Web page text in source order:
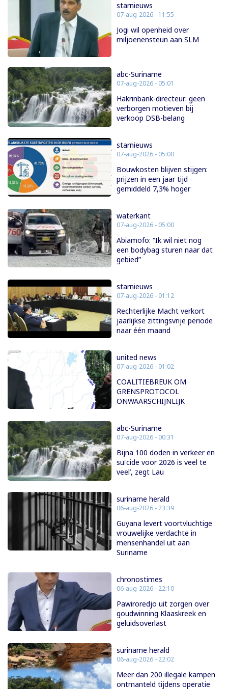
starnieuws
07-aug-2026 - 11:55
Jogi wil openheid over
miljoenensteun aan SLM
abc-Suriname
07-aug-2026 - 05:01
Hakrinbank-directeur: geen
verborgen motieven bij
verkoop DSB-belang
starnieuws
07-aug-2026 - 05:00
Bouwkosten blijven stijgen:
prijzen in een jaar tijd
gemiddeld 7,3% hoger
waterkant
07-aug-2026 - 05:00
Abiamofo: “Ik wil niet nog
een bodybag sturen naar dat
gebied”
starnieuws
07-aug-2026 - 01:12
Rechterlijke Macht verkort
jaarlijkse zittingsvrije periode
naar één maand
united news
07-aug-2026 - 01:02
COALITIEBREUK OM
GRENSPROTOCOL
ONWAARSCHIJNLIJK
abc-Suriname
07-aug-2026 - 00:31
Bijna 100 doden in verkeer en
suïcide voor 2026 is veel te
veel’, zegt Lau
suriname herald
06-aug-2026 - 23:39
Guyana levert voortvluchtige
vrouwelijke verdachte in
mensenhandel uit aan
Suriname
chronostimes
06-aug-2026 - 22:10
Pawiroredjo uit zorgen over
goudwinning Klaaskreek en
geluidsoverlast
suriname herald
06-aug-2026 - 22:02
Meer dan 200 illegale kampen
ontmanteld tijdens operatie